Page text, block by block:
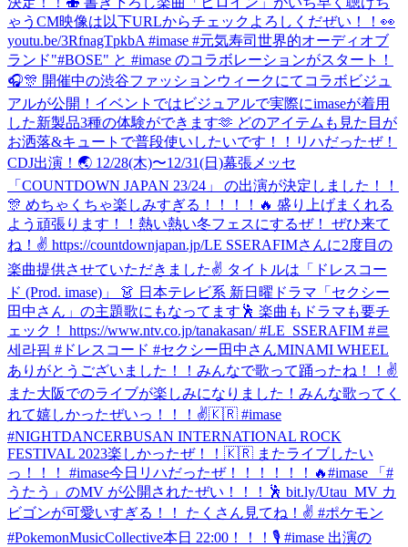
ゃうCM映像は以下URLからチェックよろしくだぜい！！👀
youtu.be/3RfnagTpkbA #imase #元気寿司 世界的オーディオブ
ランド"#BOSE" と #imase のコラボレーションがスタート！
🎧🎊 開催中の渋谷ファッションウィークにてコラボビジュ
アルが公開！イベントではビジュアルで実際にimaseが着用
した新製品3種の体験ができます🫶 どのアイテムも見た目が
お洒落&キュートで普段使いしたいです！！ リハだったぜ！
CDJ出演！🌏 12/28(木)〜12/31(日)幕張メッセ
「COUNTDOWN JAPAN 23/24」 の出演が決定しました！！
🎊 めちゃくちゃ楽しみすぎる！！！！🔥 盛り上げまくれる
よう頑張ります！！熱い熱い冬フェスにするぜ！ ぜひ来て
ね！✌️ https://countdownjapan.jp/LE SSERAFIMさんに2度目の
楽曲提供させていただきました✌️ タイトルは「ドレスコー
ド (Prod. imase)」 👗 日本テレビ系 新日曜ドラマ「セクシー
田中さん」の主題歌にもなってます🕺 楽曲もドラマも要チ
ェック！ https://www.ntv.co.jp/tanakasan/ #LE_SSERAFIM #르
세라핌 #ドレスコード #セクシー田中さんMINAMI WHEEL
ありがとうございました！！みんなで歌って踊ったね！！✌️
また大阪でのライブが楽しみになりました！ みんな歌ってく
れて嬉しかったぜいっ！！！✌️🇰🇷 #imase
#NIGHTDANCERBUSAN INTERNATIONAL ROCK
FESTIVAL 2023楽しかったぜ！！🇰🇷 またライブしたい
っ！！！ #imase今日リハだったぜ！！！！！！🔥#imase 「#
うたう」のMV が公開されたぜい！！！🕺 bit.ly/Utau_MV カ
ビゴンが可愛いすぎる！！ たくさん見てね！✌️ #ポケモン
#PokemonMusicCollective本日 22:00！！！🎙️ #imase 出演の